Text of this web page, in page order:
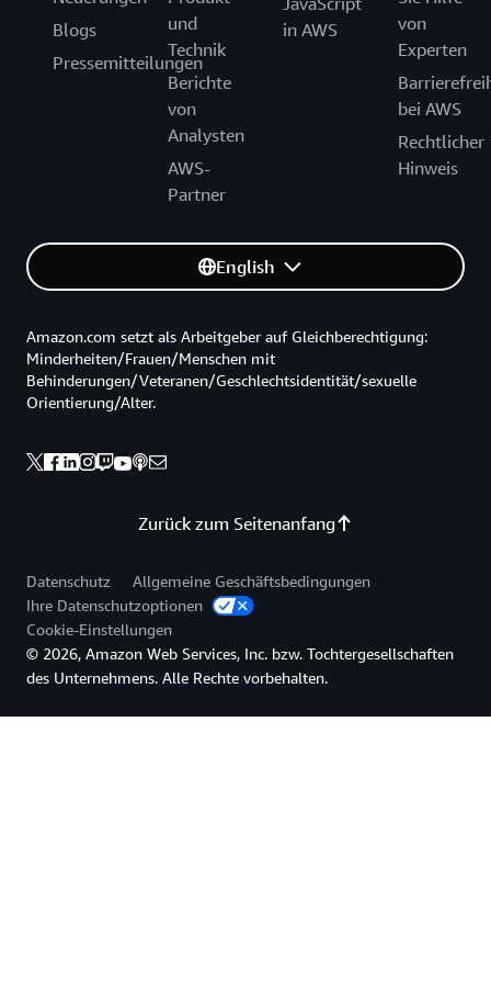
Blogs
Pressemitteilungen
und
Technik
Berichte
von
Analysten
AWS-
Partner
in AWS
von
Experten
bei AWS
Rechtlicher
Hinweis
English
Zurück zum Seitenanfang
Amazon.com setzt als Arbeitgeber auf Gleichberechtigung:
Minderheiten/Frauen/Menschen mit
Behinderungen/Veteranen/Geschlechtsidentität/sexuelle
Orientierung/Alter.
Datenschutz
Allgemeine Geschäftsbedingungen
Ihre Datenschutzoptionen
Cookie-Einstellungen
© 2026, Amazon Web Services, Inc. bzw. Tochtergesellschaften
des Unternehmens. Alle Rechte vorbehalten.